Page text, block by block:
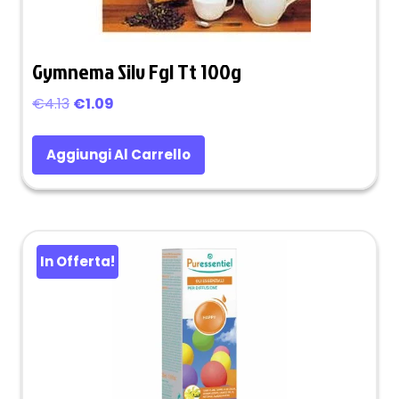
Gymnema Silv Fgl Tt 100g
€4.13 Il
originale
era:
€4.13.
€1.09
attuale
è:
€1.09.
Aggiungi Al Carrello
In Offerta!